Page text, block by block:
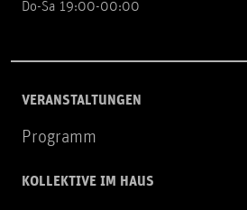
Do-Sa 19:00-00:00
VERANSTALTUNGEN
Programm
KOLLEKTIVE IM HAUS